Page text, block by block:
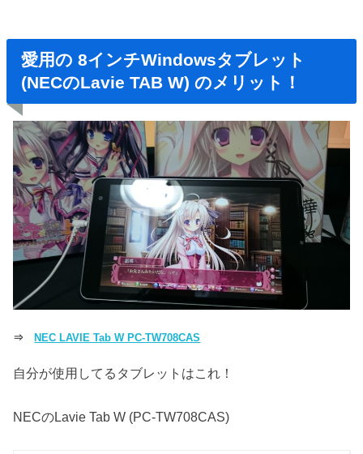
愛用の 8インチWindowsタブレット
(NECのLavie TAB W) のメリット！
⇒ NEC LAVIE Tab W PC-TW708CAS
自分が使用してるタブレットはこれ！
NECのLavie Tab W (PC-TW708CAS)